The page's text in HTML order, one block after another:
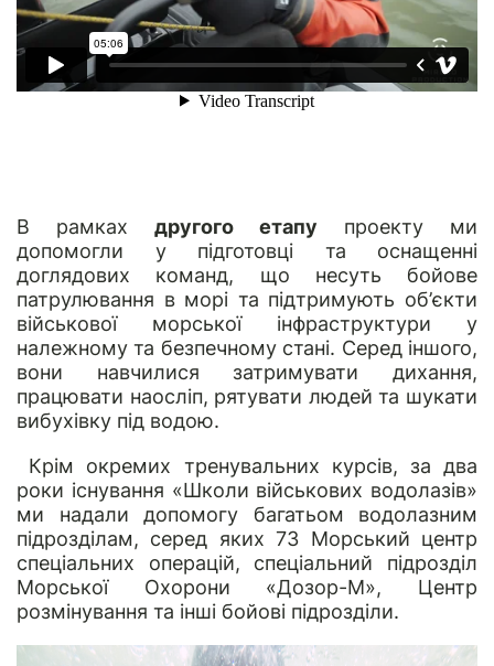
В рамках другого етапу проекту ми
допомогли у підготовці та оснащенні
доглядових команд, що несуть бойове
патрулювання в морі та підтримують об’єкти
військової морської інфраструктури у
належному та безпечному стані. Серед іншого,
вони навчилися затримувати дихання,
працювати наосліп, рятувати людей та шукати
вибухівку під водою.
Крім окремих тренувальних курсів, за два
роки існування «Школи військових водолазів»
ми надали допомогу багатьом водолазним
підрозділам, серед яких 73 Морський центр
спеціальних операцій, спеціальний підрозділ
Морської Охорони «Дозор-М», Центр
розмінування та інші бойові підрозділи.